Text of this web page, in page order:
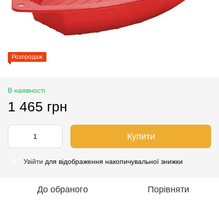
Розпродаж
В наявності
1 465 грн
Купити
Увійти для відображення накопичувальної знижки
До обраного Порівняти